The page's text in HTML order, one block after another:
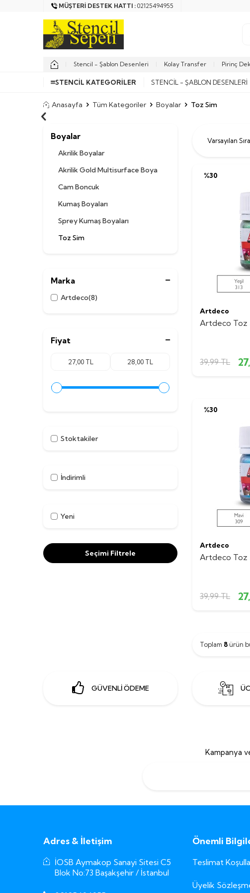
MÜŞTERI DESTEK HATTI : 02125494955
Stencil - Şablon Desenleri Kolay Transfer Pirinç
STENCIL KATEGORILER STENCIL - ŞABLON DESENLERI
Anasayfa Tüm Kategoriler Boyalar Toz Sim
Boyalar
Akrilik Boyalar
Akrilik Gold Multisurface Boya
Cam Boncuk
Kumaş Boyaları
Sprey Kumaş Boyaları
Toz Sim
Marka
Artdeco(8)
Fiyat
Stoktakiler
İndirimli
Yeni
Seçimi Filtrele
%30
Artdeco
Artdeco Toz
39,99TL
%30
Artdeco
Artdeco Toz
39,99TL
Toplam 8ürün
GÜVENLİ ÖDEME
Kampanya
Adres & İletişim
İOSB Aymakop Sanayi Sitesi C5
Blok No:73 Başakşehir / İstanbul
Önemli
Teslimat
Üyelik